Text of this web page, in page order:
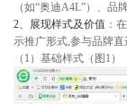
（如“奥迪A4L”）、品
2、 展现样式及价值 ：
示推广形式,参与品牌
（1）基础样式（图1）